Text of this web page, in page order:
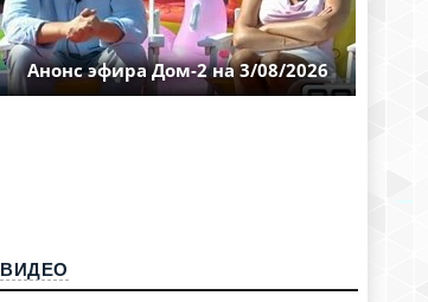
Анонс эфира Дом-2 на 3/08/2026
ВИДЕО